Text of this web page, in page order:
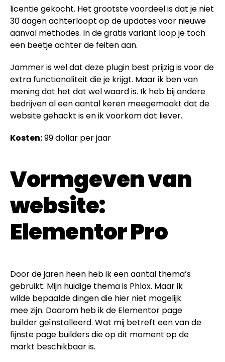
licentie gekocht. Het grootste voordeel is dat je niet
30 dagen achterloopt op de updates voor nieuwe
aanval methodes. In de gratis variant loop je toch
een beetje achter de feiten aan.
Jammer is wel dat deze plugin best prijzig is voor de
extra functionaliteit die je krijgt. Maar ik ben van
mening dat het dat wel waard is. Ik heb bij andere
bedrijven al een aantal keren meegemaakt dat de
website gehackt is en ik voorkom dat liever.
Kosten:99 dollar per jaar
Vormgeven van
website:
Elementor Pro
Door de jaren heen heb ik een aantal thema’s
gebruikt. Mijn huidige thema is Phlox. Maar ik
wilde bepaalde dingen die hier niet mogelijk
mee zijn. Daarom heb ik de Elementor page
builder geïnstalleerd. Wat mij betreft een van de
fijnste page builders die op dit moment op de
markt beschikbaar is.